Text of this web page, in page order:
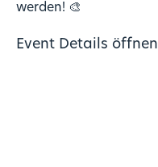
werden! 🎨
Event Details öffnen